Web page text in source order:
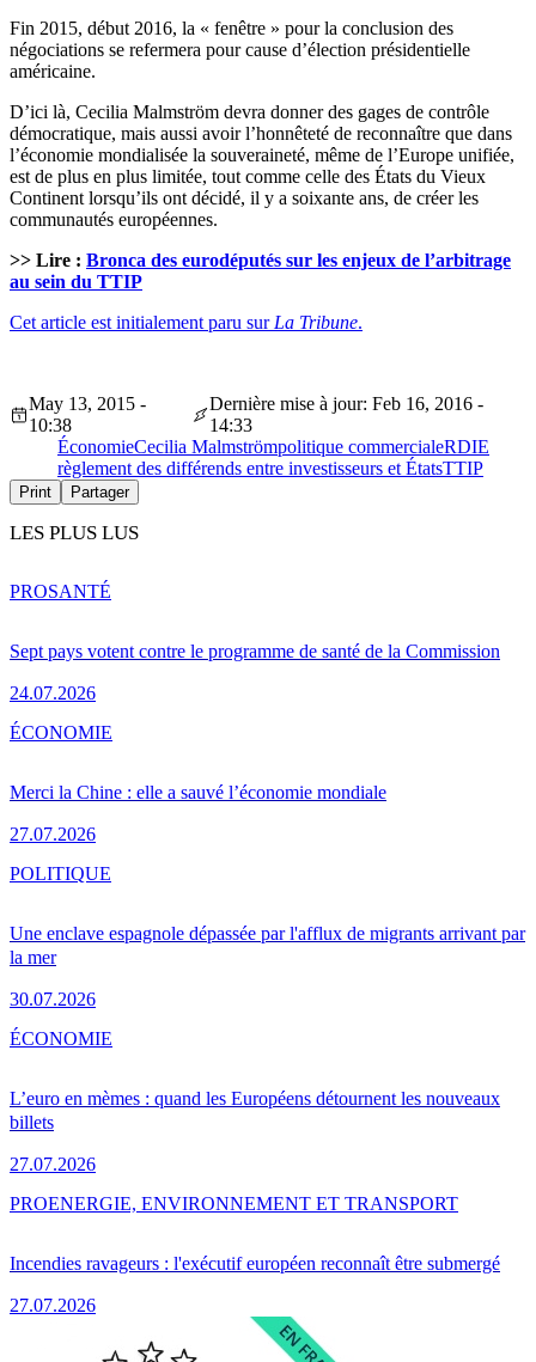
Fin 2015, début 2016, la « fenêtre » pour la conclusion des
négociations se refermera pour cause d’élection présidentielle
américaine.
D’ici là, Cecilia Malmström devra donner des gages de contrôle
démocratique, mais aussi avoir l’honnêteté de reconnaître que dans
l’économie mondialisée la souveraineté, même de l’Europe unifiée,
est de plus en plus limitée, tout comme celle des États du Vieux
Continent lorsqu’ils ont décidé, il y a soixante ans, de créer les
communautés européennes.
>> Lire : Bronca des eurodéputés sur les enjeux de l’arbitrage
au sein du TTIP
Cet article est initialement paru sur La Tribune.
May 13, 2015 -
10:38
Dernière mise à jour: Feb 16, 2016 -
14:33
ÉconomieCecilia Malmströmpolitique commercialeRDIE
règlement des différends entre investisseurs et ÉtatsTTIP
Print Partager
LES PLUS LUS
Sept pays votent contre le programme de santé de la Commission
24.07.2026
PROSANTÉ
Merci la Chine : elle a sauvé l’économie mondiale
27.07.2026
ÉCONOMIE
Une enclave espagnole dépassée par l'afflux de migrants arrivant par
la mer
30.07.2026
POLITIQUE
L’euro en mèmes : quand les Européens détournent les nouveaux
billets
27.07.2026
ÉCONOMIE
Incendies ravageurs : l'exécutif européen reconnaît être submergé
27.07.2026
PROENERGIE, ENVIRONNEMENT ET TRANSPORT